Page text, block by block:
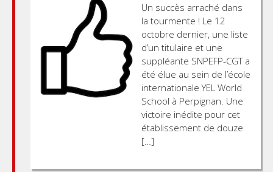
Un succès arraché dans
la tourmente ! Le 12
octobre dernier, une liste
d’un titulaire et une
suppléante SNPEFP-CGT a
été élue au sein de l’école
internationale YEL World
School à Perpignan. Une
victoire inédite pour cet
établissement de douze
[…]